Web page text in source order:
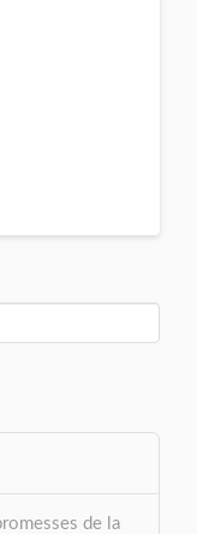
de la